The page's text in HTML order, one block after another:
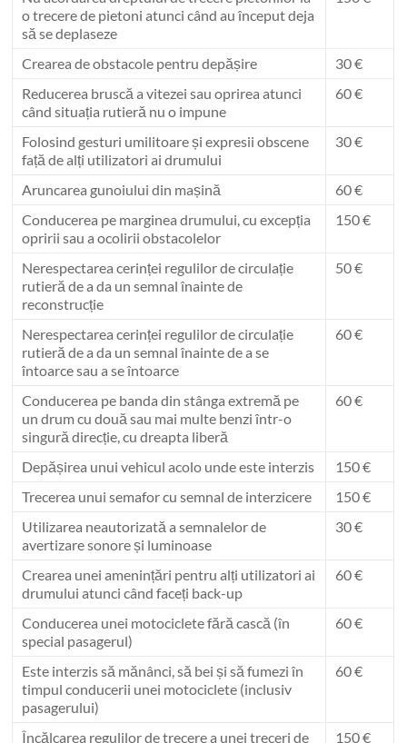
o trecere de pietoni atunci când au început deja
să se deplaseze
Crearea de obstacole pentru depășire
30 €
Reducerea bruscă a vitezei sau oprirea atunci
când situația rutieră nu o impune
60 €
Folosind gesturi umilitoare și expresii obscene
față de alți utilizatori ai drumului
30 €
Aruncarea gunoiului din mașină
60 €
Conducerea pe marginea drumului, cu excepția
opririi sau a ocolirii obstacolelor
150 €
Nerespectarea cerinței regulilor de circulație
rutieră de a da un semnal înainte de
reconstrucție
50 €
Nerespectarea cerinței regulilor de circulație
rutieră de a da un semnal înainte de a se
întoarce sau a se întoarce
60 €
Conducerea pe banda din stânga extremă pe
un drum cu două sau mai multe benzi într-o
singură direcție, cu dreapta liberă
60 €
Depășirea unui vehicul acolo unde este interzis
150 €
Trecerea unui semafor cu semnal de interzicere
150 €
Utilizarea neautorizată a semnalelor de
avertizare sonore și luminoase
30 €
Crearea unei amenințări pentru alți utilizatori ai
drumului atunci când faceți back-up
60 €
Conducerea unei motociclete fără cască (în
special pasagerul)
60 €
Este interzis să mănânci, să bei și să fumezi în
timpul conducerii unei motociclete (inclusiv
pasagerului)
60 €
Încălcarea regulilor de trecere a unei treceri de 150 €